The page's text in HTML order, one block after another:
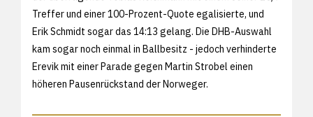
Treffer und einer 100-Prozent-Quote egalisierte, und
Erik Schmidt sogar das 14:13 gelang. Die DHB-Auswahl
kam sogar noch einmal in Ballbesitz - jedoch verhinderte
Erevik mit einer Parade gegen Martin Strobel einen
höheren Pausenrückstand der Norweger.